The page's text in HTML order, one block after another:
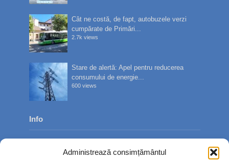
Administrează consimțământul
Cât ne costă, de fapt, autobuzele verzi
cumpărate de Primări...
2.7k views
Stare de alertă: Apel pentru reducerea
consumului de energie...
600 views
Info